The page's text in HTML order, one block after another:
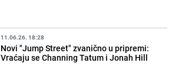
11.06.26. 18:28
Novi "Jump Street" zvanično u pripremi:
Vraćaju se Channing Tatum i Jonah Hill